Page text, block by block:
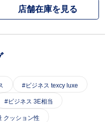
ビジネス texcy luxe
ビジネス 3E相当
クッション性